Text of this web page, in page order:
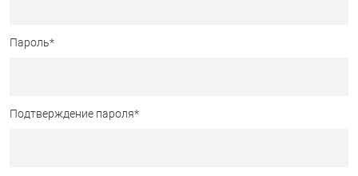
Пароль*
Подтверждение пароля*